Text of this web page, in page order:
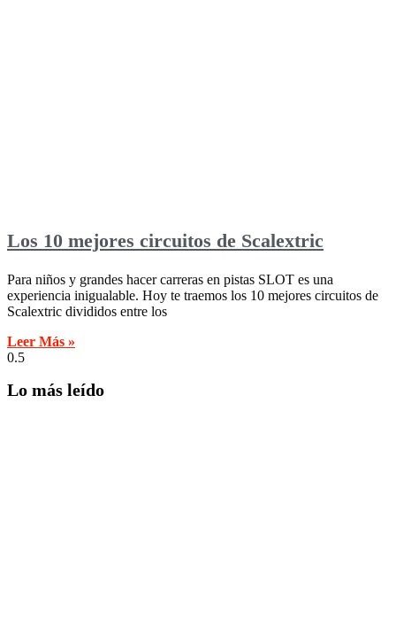
Los 10 mejores circuitos de Scalextric
Para niños y grandes hacer carreras en pistas SLOT es una
experiencia inigualable. Hoy te traemos los 10 mejores circuitos de
Scalextric divididos entre los
Leer Más »
Lo más leído